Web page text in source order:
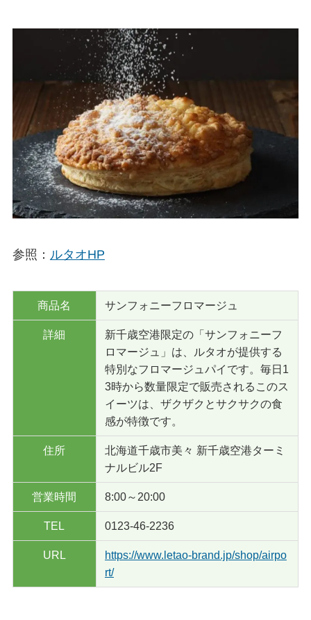
参照： ルタオHP
商品名 サンフォニーフロマージュ
詳細
新千歳空港限定の「サンフォニーフ
ロマージュ」は、ルタオが提供する
特別なフロマージュパイです。毎日1
3時から数量限定で販売されるこのス
イーツは、ザクザクとサクサクの食
感が特徴です。
住所
北海道千歳市美々 新千歳空港ターミ
ナルビル2F
営業時間 8:00～20:00
TEL 0123-46-2236
URL
https://www.letao-brand.jp/shop/airpo
rt/